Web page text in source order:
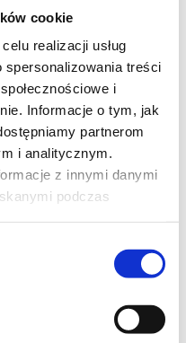
cookie
realizacji usług
spersonalizowania treści
i
Informacje o tym, jak
partnerom
i analitycznym.
z innymi danymi
podczas
skarpetek 3.
dla dzieci powracają do
to dopiero początek!
szeryfem, genialnym